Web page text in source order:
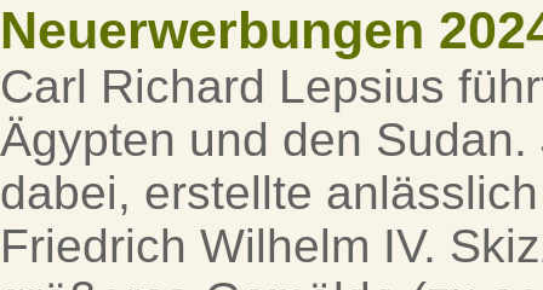
Neuerwerbungen
Carl Richard Lepsius
Ägypten und den
dabei, erstellte
Friedrich Wilhelm IV.